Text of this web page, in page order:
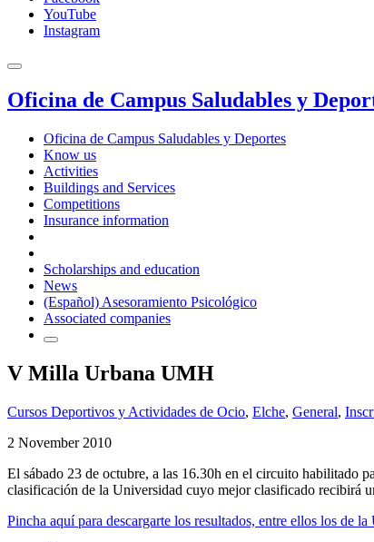
YouTube
Instagram
Oficina de Campus Saludables y
Oficina de Campus Saludables y Deportes
Know us
Activities
Buildings and Services
Competitions
Insurance information
Scholarships and education
News
(Español) Asesoramiento Psicológico
Associated companies
V Milla Urbana UMH
Cursos Deportivos y Actividades de Ocio, Elche, General,
2 November 2010
El sábado 23 de octubre, a las 16.30h en el circuito habilitado
clasificación de la Universidad cuyo mejor clasificado recibirá
Pincha aquí para descargarte los resultados, entre ellos los de